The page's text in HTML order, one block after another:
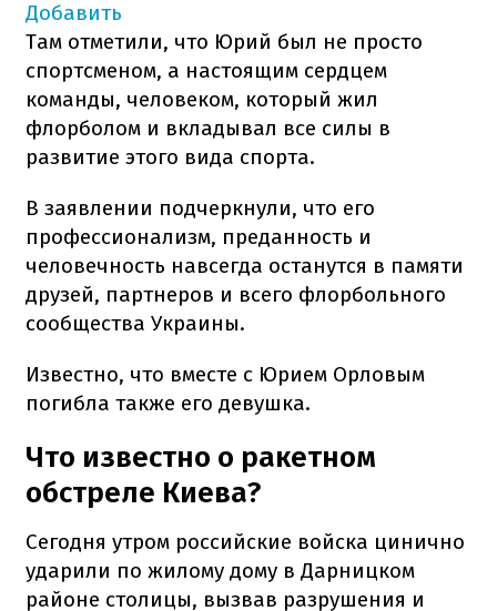
Добавить
Там отметили, что Юрий был не просто
спортсменом, а настоящим сердцем
команды, человеком, который жил
флорболом и вкладывал все силы в
развитие этого вида спорта.
В заявлении подчеркнули, что его
профессионализм, преданность и
человечность навсегда останутся в памяти
друзей, партнеров и всего флорбольного
сообщества Украины.
Известно, что вместе с Юрием Орловым
погибла также его девушка.
Что известно о ракетном
обстреле Киева?
Сегодня утром российские войска цинично
ударили по жилому дому в Дарницком
районе столицы, вызвав разрушения и